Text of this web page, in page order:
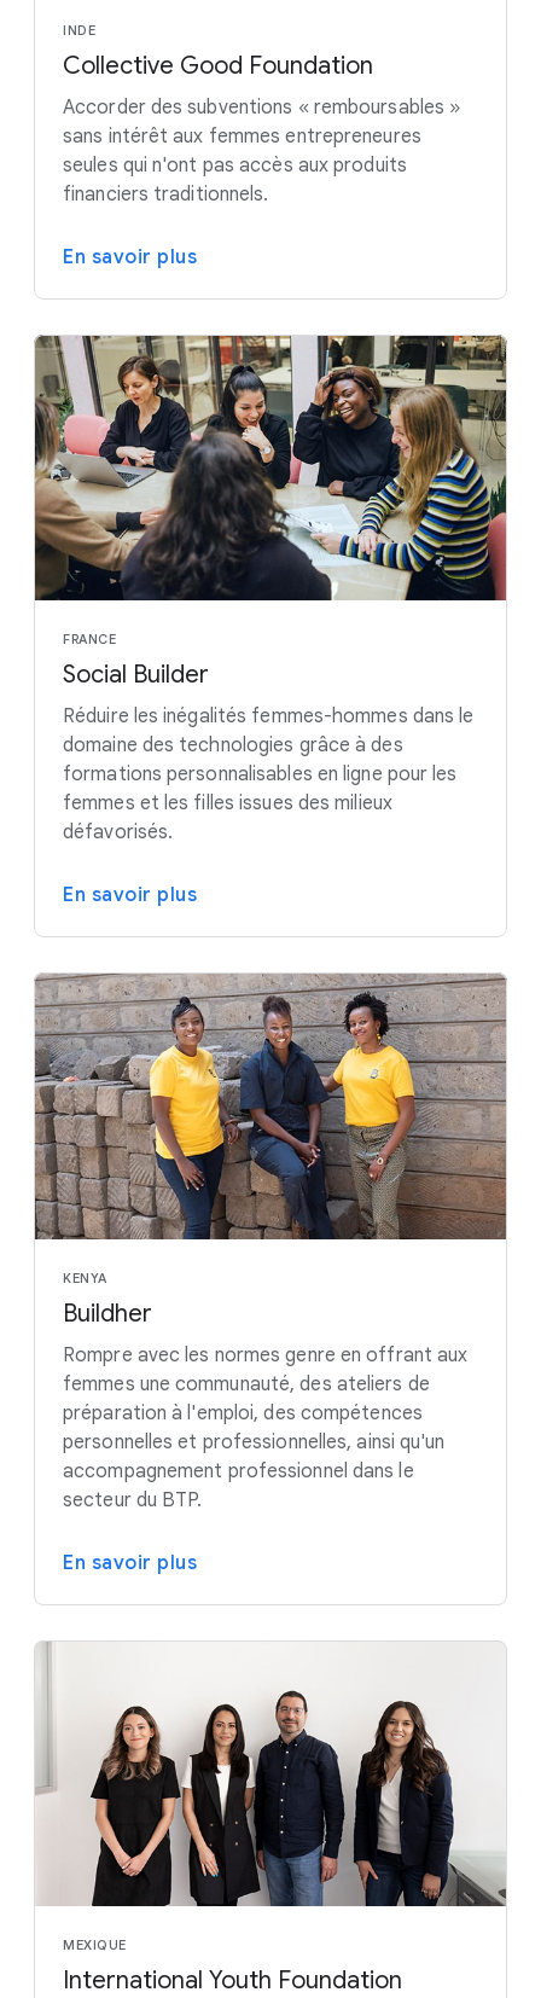
INDE
Collective Good Foundation
Accorder des subventions « remboursables »
sans intérêt aux femmes entrepreneures
seules qui n'ont pas accès aux produits
financiers traditionnels.
En savoir plus
FRANCE
Social Builder
Réduire les inégalités femmes-hommes dans le
domaine des technologies grâce à des
formations personnalisables en ligne pour les
femmes et les filles issues des milieux
défavorisés.
En savoir plus
KENYA
Buildher
Rompre avec les normes genre en offrant aux
femmes une communauté, des ateliers de
préparation à l'emploi, des compétences
personnelles et professionnelles, ainsi qu'un
accompagnement professionnel dans le
secteur du BTP.
En savoir plus
MEXIQUE
International Youth Foundation